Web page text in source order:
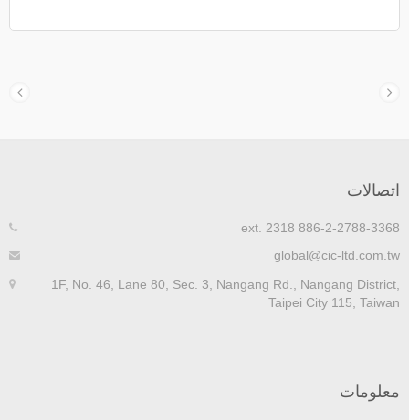
اتصالات
886-2-2788-3368 ext. 2318
global@cic-ltd.com.tw
1F, No. 46, Lane 80, Sec. 3, Nangang Rd., Nangang District,
Taipei City 115, Taiwan
معلومات